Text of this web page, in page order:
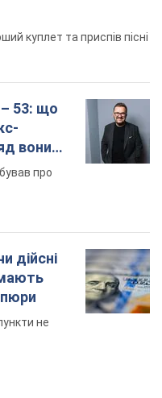
куплет та приспів пісні
53: що
вони
про
дійсні
не